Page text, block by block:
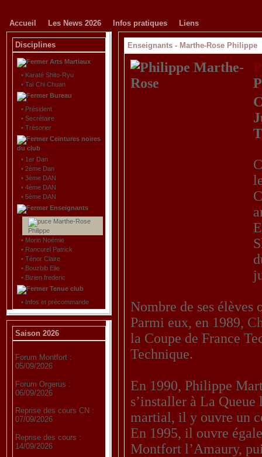
Accueil Les News 2026 Infos pratiques Liens
Disciplines
Arts Martiaux
• Karaté Shito-Ryu
• Taï Chi Chuan
Bureau
• Président
• Secrétaire
• Trésorier
Ceintures noires
du club
• 1er Dan
• 2ème Dan
• 3ème DAN
• 4ème DAN
• 5ème DAN
Enseignants
Marthe-Rose
Philippe
• Morin Noémie
• Rancurel Patrick
• Ténor Claire
• Bouzbib Elie
• Bizien frederic
Tenue club
• Infos et précommande
Saison 2026
Forum Montfort :
05/09/2026
Forum Orgerus :
06/09/2026
Reprise des cours CN :
07/09/2026
Reprise des cours :
14/09/2026
Enseignants - Marthe-Rose Philippe
Nombre de ses
Parmi eux, en 1989,
la Coupe de France
Technique.
En 1990, Philippe
s’installer à La
martial, il y ouvre un
En 1995, il ouvre
Montfort l’Amaury,